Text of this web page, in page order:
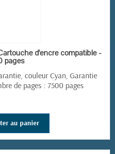
d'encre compatible -
pages
couleur Cyan, Garantie
de pages : 7500 pages
au panier